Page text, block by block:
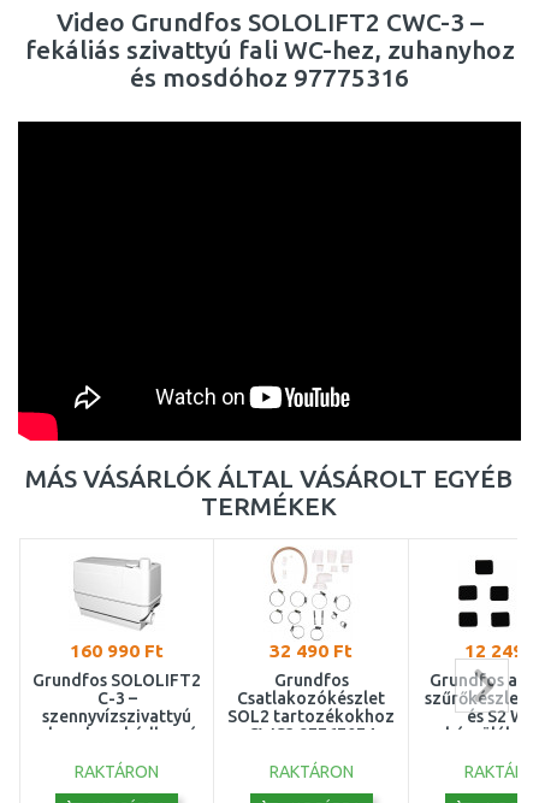
Video Grundfos SOLOLIFT2 CWC-3 –
fekáliás szivattyú fali WC-hez, zuhanyhoz
és mosdóhoz 97775316
MÁS VÁSÁRLÓK ÁLTAL VÁSÁROLT EGYÉB
TERMÉKEK
160 990 Ft
Grundfos SOLOLIFT2
C-3 –
szennyvízszivattyú
zuhanyhoz, kádhoz és
97775317
RAKTÁRON
32 490 Ft
Grundfos
Csatlakozókészlet
SOL2 tartozékokhoz
CWC3 97767074
RAKTÁRON
12 249
Grundfos
szűrőkészlet
és S2